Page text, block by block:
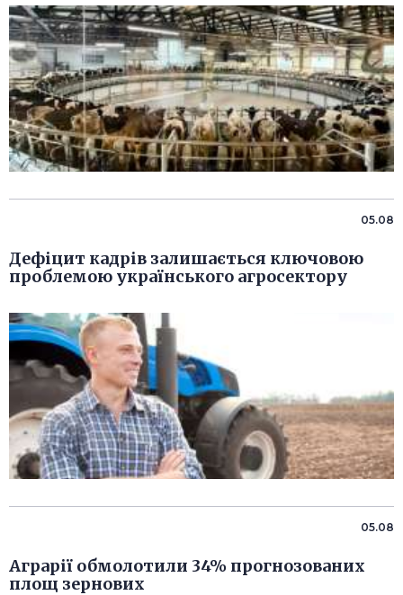
05.08
Дефіцит кадрів залишається ключовою
проблемою українського агросектору
05.08
Аграрії обмолотили 34% прогнозованих
площ зернових